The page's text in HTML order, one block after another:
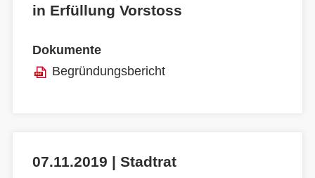
in Erfüllung Vorstoss
Dokumente
Begründungsbericht
07.11.2019 | Stadtrat